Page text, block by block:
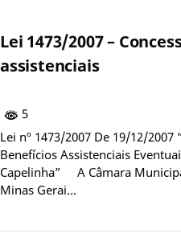
Lei 1473/2007 –
assistenciais
5
Lei nº 1473/2007 De 19/12/
Benefícios Assistenciais
Capelinha” A Câmara
Minas Gerai…